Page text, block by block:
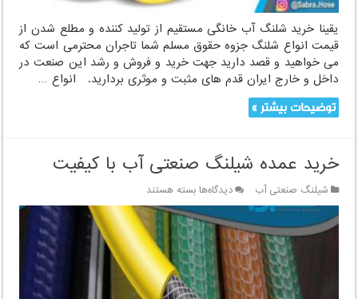
یقینا خرید شلنگ آب خانگی مستقیم از تولید کننده و مطلع شدن از
قیمت انواع شلنگ جزوه حقوق مسلم شما تاجران محترمی است که
می خواهید و قصد دارید جهت خرید و فروش و رشد این صنعت در
داخل و خارج ایران قدم های مثبت و موثری بردارید. انواع …
توضیحات بیشتر »
خرید عمده شیلنگ صنعتی آب با کیفیت
شیلنگ صنعتی آب دیدگاه‌هابرای
خرید
عمده
شیلنگ
صنعتی
آب
با
کیفیت
بسته هستند